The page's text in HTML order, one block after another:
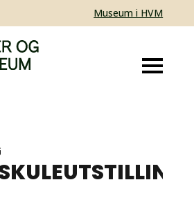
Museum i HVM